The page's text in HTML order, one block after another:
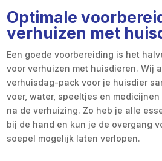
Optimale
verhuizen met
Een goede voorbereiding is het
voor verhuizen met huisdieren. Wij
verhuisdag-pack voor je huisdier
voer, water, speeltjes en
na de verhuizing. Zo heb je alle
bij de hand en kun je de overgang
soepel mogelijk laten verlopen.